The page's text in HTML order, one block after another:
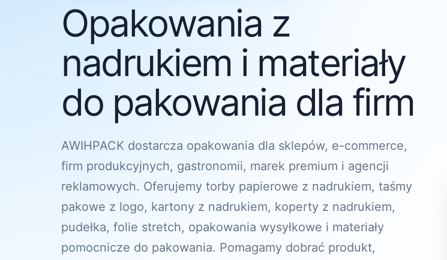
Opakowania z
nadrukiem i materiały
do pakowania dla firm
AWIHPACK dostarcza opakowania dla sklepów, e-commerce,
firm produkcyjnych, gastronomii, marek premium i agencji
reklamowych. Oferujemy torby papierowe z nadrukiem, taśmy
pakowe z logo, kartony z nadrukiem, koperty z nadrukiem,
pudełka, folie stretch, opakowania wysyłkowe i materiały
pomocnicze do pakowania. Pomagamy dobrać produkt,